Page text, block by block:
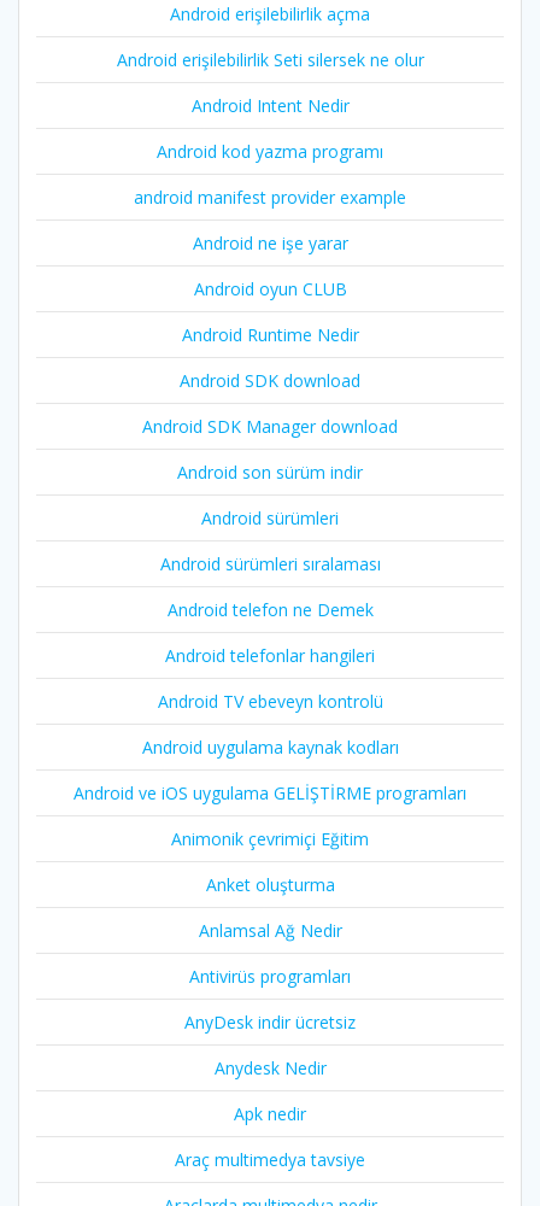
Android erişilebilirlik açma
Android erişilebilirlik Seti silersek ne olur
Android Intent Nedir
Android kod yazma programı
android manifest provider example
Android ne işe yarar
Android oyun CLUB
Android Runtime Nedir
Android SDK download
Android SDK Manager download
Android son sürüm indir
Android sürümleri
Android sürümleri sıralaması
Android telefon ne Demek
Android telefonlar hangileri
Android TV ebeveyn kontrolü
Android uygulama kaynak kodları
Android ve iOS uygulama GELİŞTİRME programları
Animonik çevrimiçi Eğitim
Anket oluşturma
Anlamsal Ağ Nedir
Antivirüs programları
AnyDesk indir ücretsiz
Anydesk Nedir
Apk nedir
Araç multimedya tavsiye